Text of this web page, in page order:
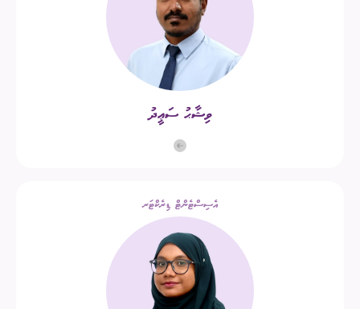
​ވިޝާޙު ސަޢީދު
އެސިސްޓެންޓް ޑިރެކްޓަރ